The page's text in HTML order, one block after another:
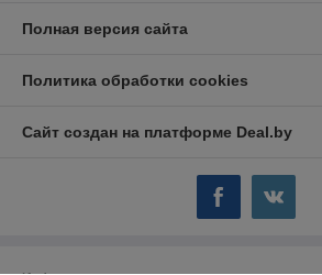
Полная версия сайта
Политика обработки cookies
Сайт создан на платформе Deal.by